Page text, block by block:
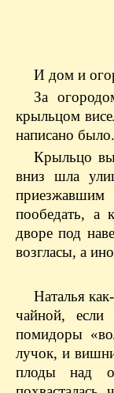
И дом и
За
крыльцом
написано было.
Крыльцо
вниз шла
пообедать,
дворе под
возгласы, а
Наталья
чайной,
помидоры
лучок, и
плоды над